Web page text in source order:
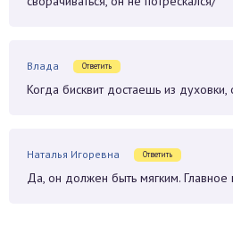
Влада Ответить
Когда бисквит достаешь из
Наталья Игоревна Ответить
Да, он должен быть мягким. Главное